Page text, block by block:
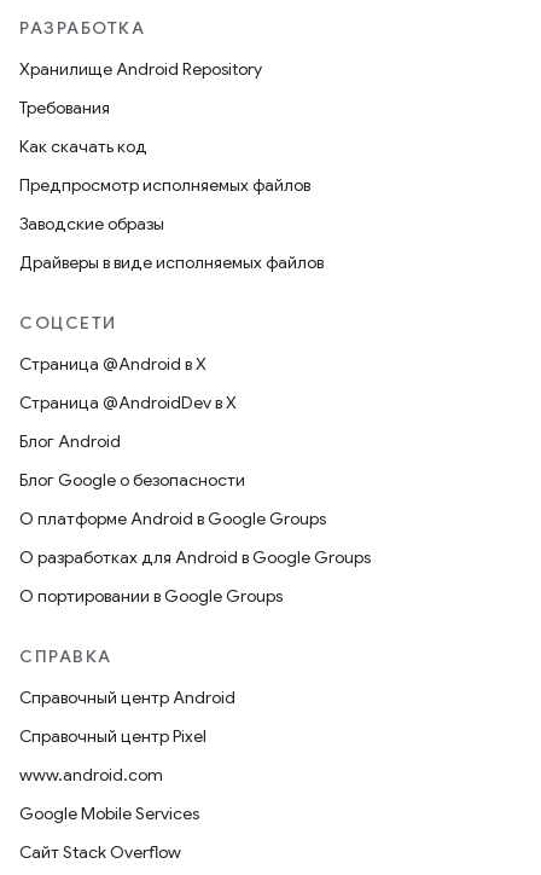
РАЗРАБОТКА
Хранилище Android Repository
Требования
Как скачать код
Предпросмотр исполняемых файлов
Заводские образы
Драйверы в виде исполняемых файлов
СОЦСЕТИ
Страница @Android в X
Страница @AndroidDev в X
Блог Android
Блог Google о безопасности
О платформе Android в Google Groups
О разработках для Android в Google Groups
О портировании в Google Groups
СПРАВКА
Справочный центр Android
Справочный центр Pixel
www.android.com
Google Mobile Services
Сайт Stack Overflow